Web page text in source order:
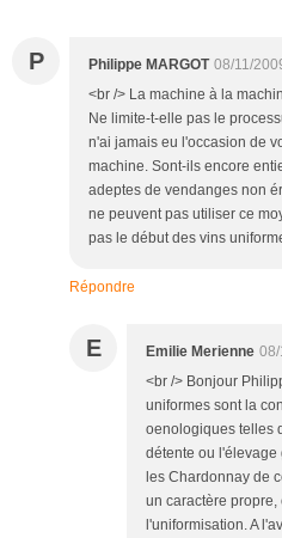
P Philippe MARGOT 08/11/
<br /> La machine à la
Ne limite-t-elle pas le
n'ai jamais eu l'occasion de
machine. Sont-ils encore
adeptes de vendanges non
ne peuvent pas utiliser ce
pas le début des vins
Répondre
E Emilie Merienne
<br /> Bonjour
uniformes sont la
oenologiques telles
détente ou l'élevage
les Chardonnay de
un caractère
l'uniformisation. A